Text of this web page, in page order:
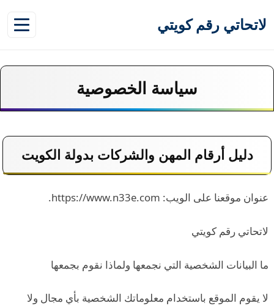
لاتحاتي رقم كويتي
سياسة الخصوصية
دليل أرقام المهن والشركات بدولة الكويت
عنوان موقعنا على الويب: https://www.n33e.com.
لاتحاتي رقم كويتي
ما البيانات الشخصية التي نجمعها ولماذا نقوم بجمعها
لا يقوم الموقع باستخدام معلوماتك الشخصية بأي مجال ولا